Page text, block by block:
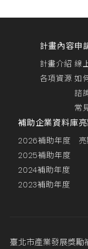
計畫內容
計畫介紹
各項資源
申
線
如
諮
常
補助企業資料庫
2026補助年度
2025補助年度
2024補助年度
2023補助年度
臺北市產業發展獎勵